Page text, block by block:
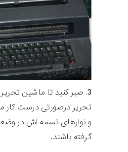
صبر کنید تا ماشین
تحریر درصورتی درست کار
و نوارهای تسمه اش در
گرفته باشند.